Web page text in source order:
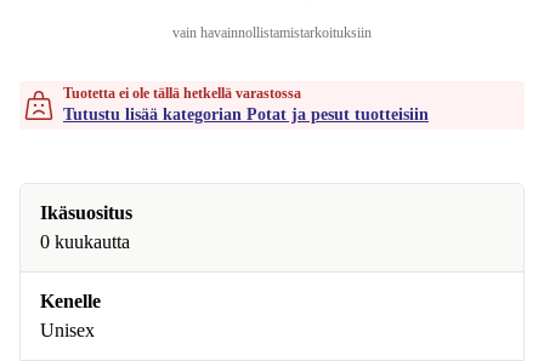
vain havainnollistamistarkoituksiin
Tuotetta ei ole tällä hetkellä varastossa
Tutustu lisää kategorian Potat ja pesut tuotteisiin
Ikäsuositus
0 kuukautta
Kenelle
Unisex